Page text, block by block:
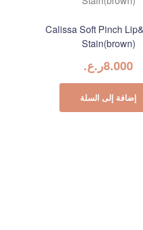
Calissa Soft Pinch
Stain(brown)
8.000ر.ع.
إضافة إلى السلة